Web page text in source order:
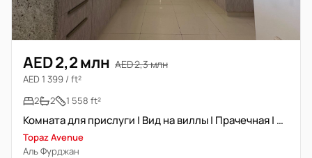
AED 2,2 млн AED 2,3 млн
AED 1 399 / ft²
2
2 1 558 ft²
Комната для прислуги | Вид на виллы | Прачечная | VOT
Topaz Avenue
Аль Фурджан